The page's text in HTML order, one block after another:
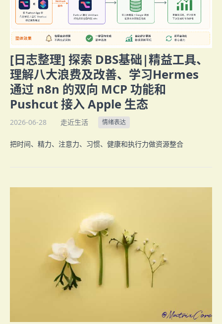
[日志整理] 探索 DBS基础|精益工具、
理解八大浪费及改善、学习Hermes
通过 n8n 的双向 MCP 功能和
Pushcut 接入 Apple 生态
2026-06-28 走近生活 情绪表达
把时间、精力、注意力、习惯、健康和执行力做资源整合